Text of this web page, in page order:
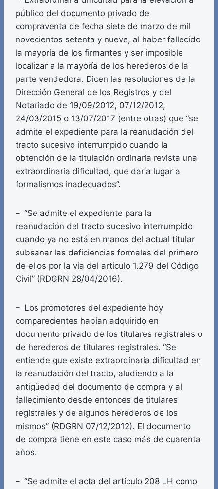
público del documento privado de
compraventa de fecha siete de marzo de mil
novecientos setenta y nueve, al haber fallecido
la mayoría de los firmantes y ser imposible
localizar a la mayoría de los herederos de la
parte vendedora. Dicen las resoluciones de la
Dirección General de los Registros y del
Notariado de 19/09/2012, 07/12/2012,
24/03/2015 o 13/07/2017 (entre otras) que “se
admite el expediente para la reanudación del
tracto sucesivo interrumpido cuando la
obtención de la titulación ordinaria revista una
extraordinaria dificultad, que daría lugar a
formalismos inadecuados”.
– “Se admite el expediente para la
reanudación del tracto sucesivo interrumpido
cuando ya no está en manos del actual titular
subsanar las deficiencias formales del primero
de ellos por la vía del artículo 1.279 del Código
Civil” (RDGRN 28/04/2016).
– Los promotores del expediente hoy
comparecientes habían adquirido en
documento privado de los titulares registrales o
de herederos de titulares registrales. “Se
entiende que existe extraordinaria dificultad en
la reanudación del tracto, aludiendo a la
antigüedad del documento de compra y al
fallecimiento desde entonces de titulares
registrales y de algunos herederos de los
mismos” (RDGRN 07/12/2012). El documento
de compra tiene en este caso más de cuarenta
años.
– “Se admite el acta del artículo 208 LH como